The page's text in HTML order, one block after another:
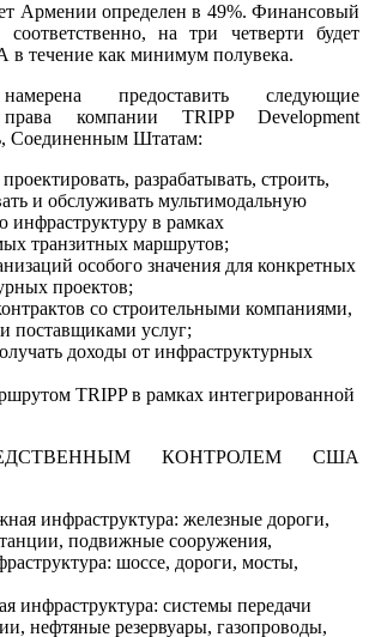
Армении определен в 49%. Финансовый
на три четверти будет
течение как минимум полувека.
предоставить следующие
права компании TRIPP Development
Соединенным Штатам:
разрабатывать, строить,
и обслуживать мультимодальную
инфраструктуру в рамках
транзитных маршрутов;
особого значения для конкретных
проектов;
со строительными компаниями,
поставщиками услуг;
доходы от инфраструктурных
TRIPP в рамках интегрированной
КОНТРОЛЕМ США
инфраструктура: железные дороги,
подвижные сооружения,
шоссе, дороги, мосты,
инфраструктура: системы передачи
нефтяные резервуары, газопроводы,